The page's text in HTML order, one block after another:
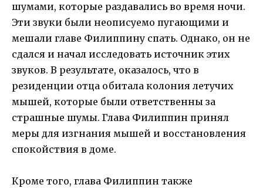
шумами, которые раздавались во время ночи.
Эти звуки были неописуемо пугающими и
мешали главе Филиппину спать. Однако, он не
сдался и начал исследовать источник этих
звуков. В результате, оказалось, что в
резиденции отца обитала колония летучих
мышей, которые были ответственны за
страшные шумы. Глава Филиппин принял
меры для изгнания мышей и восстановления
спокойствия в доме.
Кроме того, глава Филиппин также